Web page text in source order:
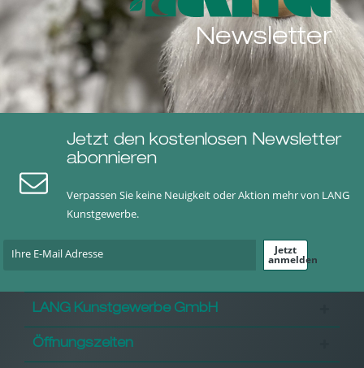
Newsletter
Jetzt den kostenlosen Newsletter
abonnieren
Verpassen Sie keine Neuigkeit oder Aktion mehr von LANG
Kunstgewerbe.
Jetzt
anmelden
LANG Kunstgewerbe GmbH
Öffnungszeiten